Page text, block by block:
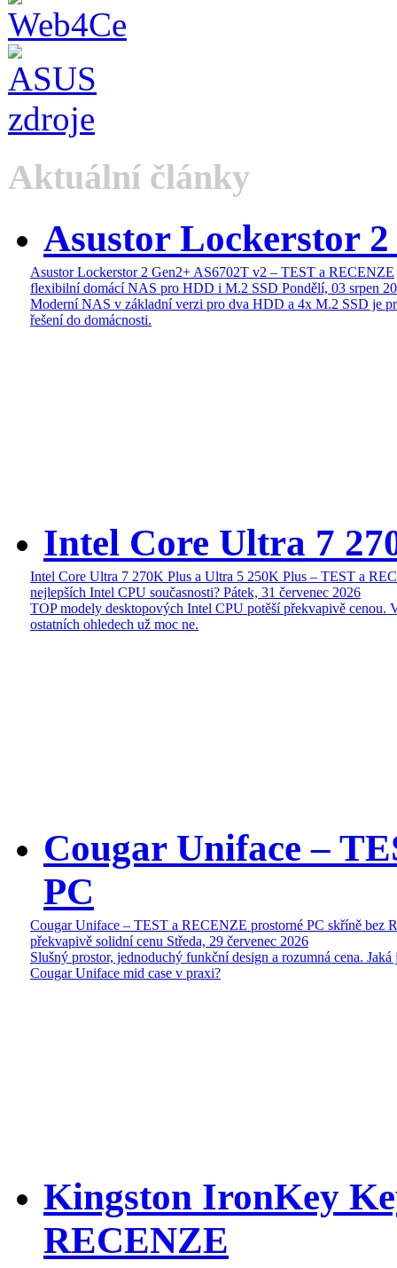
Aktuální články
Asustor Lockerstor
Asustor Lockerstor 2 Gen2+ AS6702T v2 – TEST a RECENZE
flexibilní domácí NAS pro HDD i M.2 SSD Pondělí, 03 srpen
Moderní NAS v základní verzi pro dva HDD a 4x M.2 SSD je
řešení do domácnosti.
Intel Core Ultra 7
Intel Core Ultra 7 270K Plus a Ultra 5 250K Plus – TEST a
nejlepších Intel CPU současnosti? Pátek, 31 červenec 2026
TOP modely desktopových Intel CPU potěší překvapivě cenou.
ostatních ohledech už moc ne.
Cougar Uniface –
PC
Cougar Uniface – TEST a RECENZE prostorné PC skříně bez
překvapivě solidní cenu Středa, 29 červenec 2026
Slušný prostor, jednoduchý funkční design a rozumná cena. Jaká
Cougar Uniface mid case v praxi?
Kingston IronKey
RECENZE